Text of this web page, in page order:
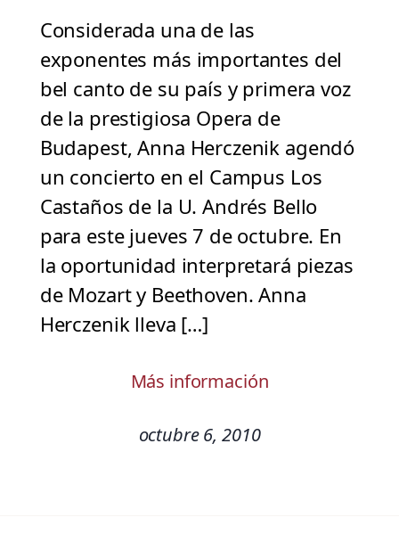
Considerada una de las
exponentes más importantes del
bel canto de su país y primera voz
de la prestigiosa Opera de
Budapest, Anna Herczenik agendó
un concierto en el Campus Los
Castaños de la U. Andrés Bello
para este jueves 7 de octubre. En
la oportunidad interpretará piezas
de Mozart y Beethoven. Anna
Herczenik lleva […]
Más información
octubre 6, 2010